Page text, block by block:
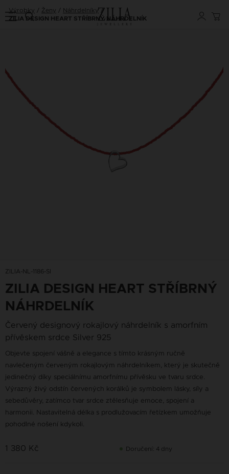
Výrobky Ženy Náhrdelníky
ZILIA DESIGN HEART STŘÍBRNÝ NÁHRDELNÍK
ZILIA-NL-1186-SI
ZILIA DESIGN HEART STŘÍBRNÝ
NÁHRDELNÍK
Červený designový rokajlový náhrdelník s amorfním
přívěskem srdce Silver 925
Objevte spojení vášně a elegance s tímto krásným ručně
navlečeným červeným rokajlovým náhrdelníkem, který je skutečně
jedinečný díky speciálnímu amorfnímu přívěsku ve tvaru srdce.
Výrazný živý odstín červených korálků je symbolem lásky, síly a
sebedůvěry, zatímco tvar srdce ztělesňuje emoce, spojení a
harmonii. Nastavitelná délka s prodlužovacím řetízkem umožňuje
pohodlné nošení kdykoli.
1 380 Kč Doručení: 4 dny